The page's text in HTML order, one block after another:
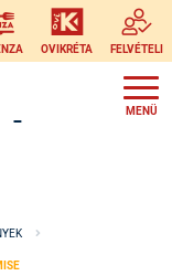
OVIKRÉTA FELVÉTELI
-